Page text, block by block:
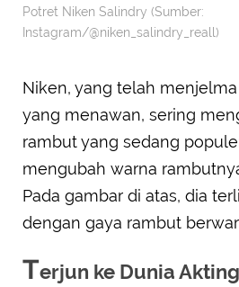
Potret Niken Salindry (Sumber:
Instagram/@niken_salindry_reall)
Niken, yang telah
yang menawan, sering
rambut yang sedang
mengubah warna
Pada gambar di atas, dia
dengan gaya rambut
Terjun ke Dunia Akting